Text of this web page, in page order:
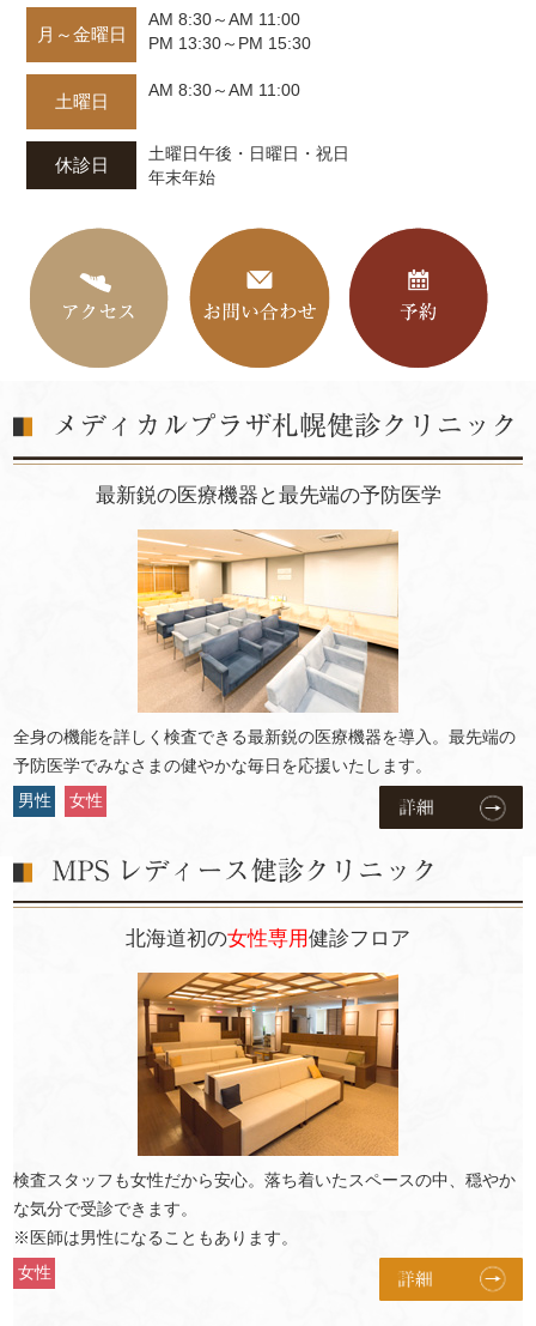
2023/01/05
新年のご挨拶
2022/12/01
年末年始休診のお知らせ
月～金曜日
AM 8:30～AM 11:00
PM 13:30～PM 15:30
土曜日
AM 8:30～AM 11:00
休診日
土曜日午後・日曜日・祝日
年末年始
最新鋭の医療機器と最先端の予防医学
全身の機能を詳しく検査できる最新鋭の医療機器を導入。最先端の
予防医学でみなさまの健やかな毎日を応援いたします。
男性 女性
北海道初の女性専用健診フロア
検査スタッフも女性だから安心。落ち着いたスペースの中、穏やか
な気分で受診できます。
※医師は男性になることもあります。
女性